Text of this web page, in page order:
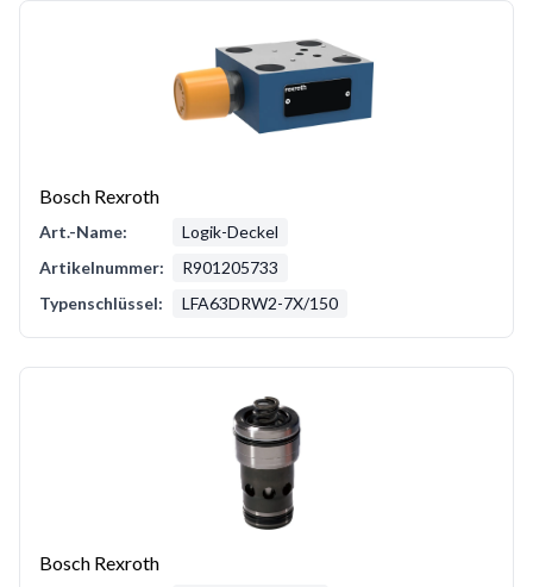
Bosch Rexroth
Art.-Name:
Logik-Deckel
Artikelnummer:
R901205733
Typenschlüssel:
LFA63DRW2-7X/150
Bosch Rexroth